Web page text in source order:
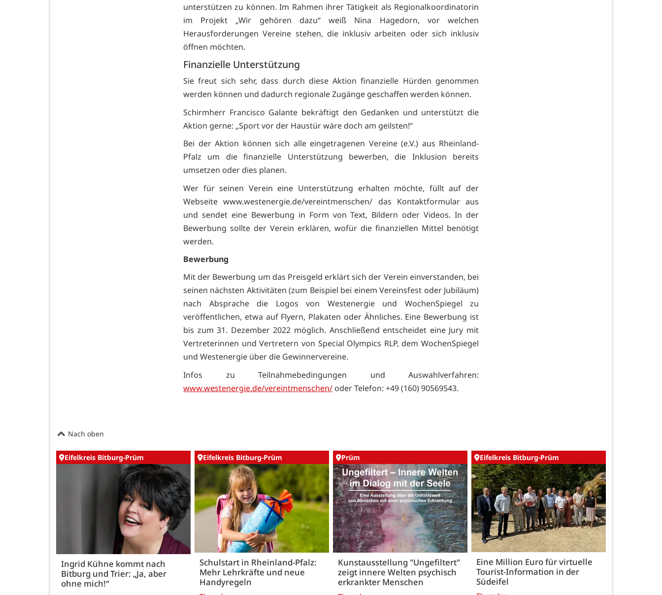
unterstützen zu können. Im Rahmen ihrer Tätigkeit als Regionalkoordinatorin
im Projekt „Wir gehören dazu“ weiß Nina Hagedorn, vor welchen
Herausforderungen Vereine stehen, die inklusiv arbeiten oder sich inklusiv
öffnen möchten.
Finanzielle Unterstützung
Sie freut sich sehr, dass durch diese Aktion finanzielle Hürden genommen
werden können und dadurch regionale Zugänge geschaffen werden können.
Schirmherr Francisco Galante bekräftigt den Gedanken und unterstützt die
Aktion gerne: „Sport vor der Haustür wäre doch am geilsten!“
Bei der Aktion können sich alle eingetragenen Vereine (e.V.) aus Rheinland-
Pfalz um die finanzielle Unterstützung bewerben, die Inklusion bereits
umsetzen oder dies planen.
Wer für seinen Verein eine Unterstützung erhalten möchte, füllt auf der
Webseite www.westenergie.de/vereintmenschen/ das Kontaktformular aus
und sendet eine Bewerbung in Form von Text, Bildern oder Videos. In der
Bewerbung sollte der Verein erklären, wofür die finanziellen Mittel benötigt
werden.
Bewerbung
Mit der Bewerbung um das Preisgeld erklärt sich der Verein einverstanden, bei
seinen nächsten Aktivitäten (zum Beispiel bei einem Vereinsfest oder Jubiläum)
nach Absprache die Logos von Westenergie und WochenSpiegel zu
veröffentlichen, etwa auf Flyern, Plakaten oder Ähnliches. Eine Bewerbung ist
bis zum 31. Dezember 2022 möglich. Anschließend entscheidet eine Jury mit
Vertreterinnen und Vertretern von Special Olympics RLP, dem WochenSpiegel
und Westenergie über die Gewinnervereine.
Infos zu Teilnahmebedingungen und Auswahlverfahren:
www.westenergie.de/vereintmenschen/ oder Telefon: +49 (160) 90569543.
Nach oben
Eifelkreis Bitburg-Prüm
Ingrid Kühne kommt nach
Bitburg und Trier: „Ja, aber
ohne mich!“
Eifelkreis Bitburg-Prüm
Schulstart in Rheinland-Pfalz:
Mehr Lehrkräfte und neue
Handyregeln
Prüm
Kunstausstellung "Ungefiltert"
zeigt innere Welten psychisch
erkrankter Menschen
Eifelkreis Bitburg-Prüm
Eine Million Euro für virtuelle
Tourist-Information in der
Südeifel